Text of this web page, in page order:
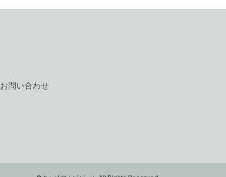
お問い合わせ